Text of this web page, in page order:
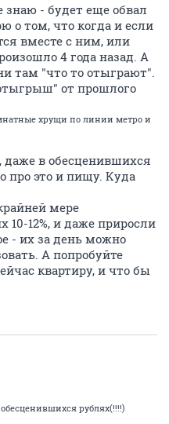
знаю - будет еще обвал
о том, что когда и если
вместе с ним, или
4 года назад. А
там "что то отыграют".
от прошлого
хрущи по линии метро и
даже в обесценившихся
про это и пищу. Куда
мере
10-12%, и даже приросли
- их за день можно
А попробуйте
квартиру, и что бы
рублях(!!!!)